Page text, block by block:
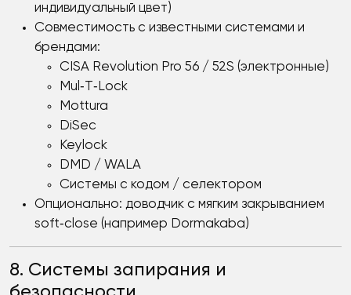
индивидуальный цвет)
Совместимость с известными системами и
брендами:
CISA Revolution Pro 56 / 52S (электронные)
Mul‑T‑Lock
Mottura
DiSec
Keylock
DMD / WALA
Системы с кодом / селектором
Опционально: доводчик с мягким закрыванием
soft‑close (например Dormakaba)
8. Системы запирания и